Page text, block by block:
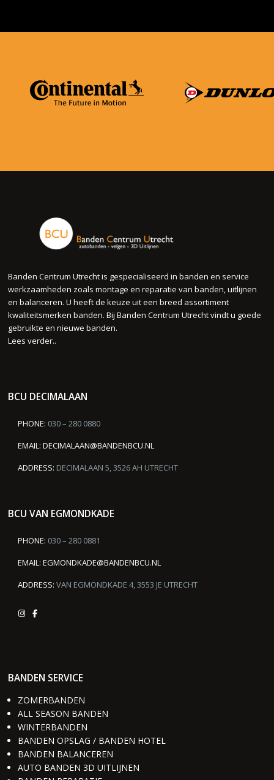
Banden Centrum Utrecht is gespecialiseerd in banden en service
werkzaamheden zoals montage en reparatie van banden, uitlijnen
en balanceren. U heeft de keuze uit een breed assortiment
kwaliteitsmerken banden. Bij Banden Centrum Utrecht vindt u goede
gebruikte en nieuwe banden.
Lees verder..
BCU DECIMALAAN
PHONE: 030 – 280 0880
EMAIL: DECIMALAAN@BANDENBCU.NL
ADDRESS: DECIMALAAN 5, 3526 AH UTRECHT
BCU VAN EGMONDKADE
PHONE: 030 – 280 0881
EMAIL: EGMONDKADE@BANDENBCU.NL
ADDRESS: VAN EGMONDKADE 4, 3553 JE UTRECHT
BANDEN SERVICE
ZOMERBANDEN
ALL SEASON BANDEN
WINTERBANDEN
BANDEN OPSLAG / BANDEN HOTEL
BANDEN BALANCEREN
AUTO BANDEN 3D UITLIJNEN